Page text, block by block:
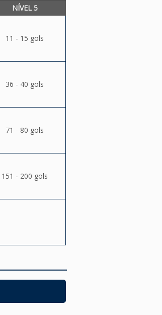
NÍVEL 5
11 - 15 gols
36 - 40 gols
71 - 80 gols
151 - 200 gols